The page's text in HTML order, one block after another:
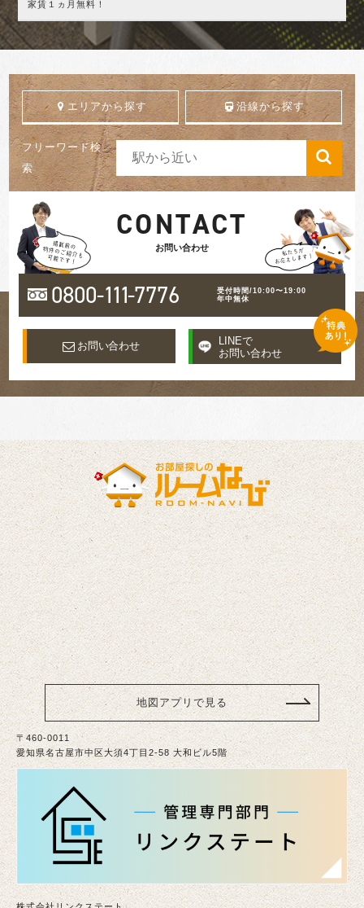
家賃１ヵ月無料！
エリアから探す 沿線から探す
フリーワード検
索
CONTACT
お問い合わせ
0800-111-7776
受付時間/10:00〜19:00
年中無休
お問い合わせ
LINEで
お問い合わせ
地図アプリで見る
〒460-0011
愛知県名古屋市中区大須4丁目2-58 大和ビル5階